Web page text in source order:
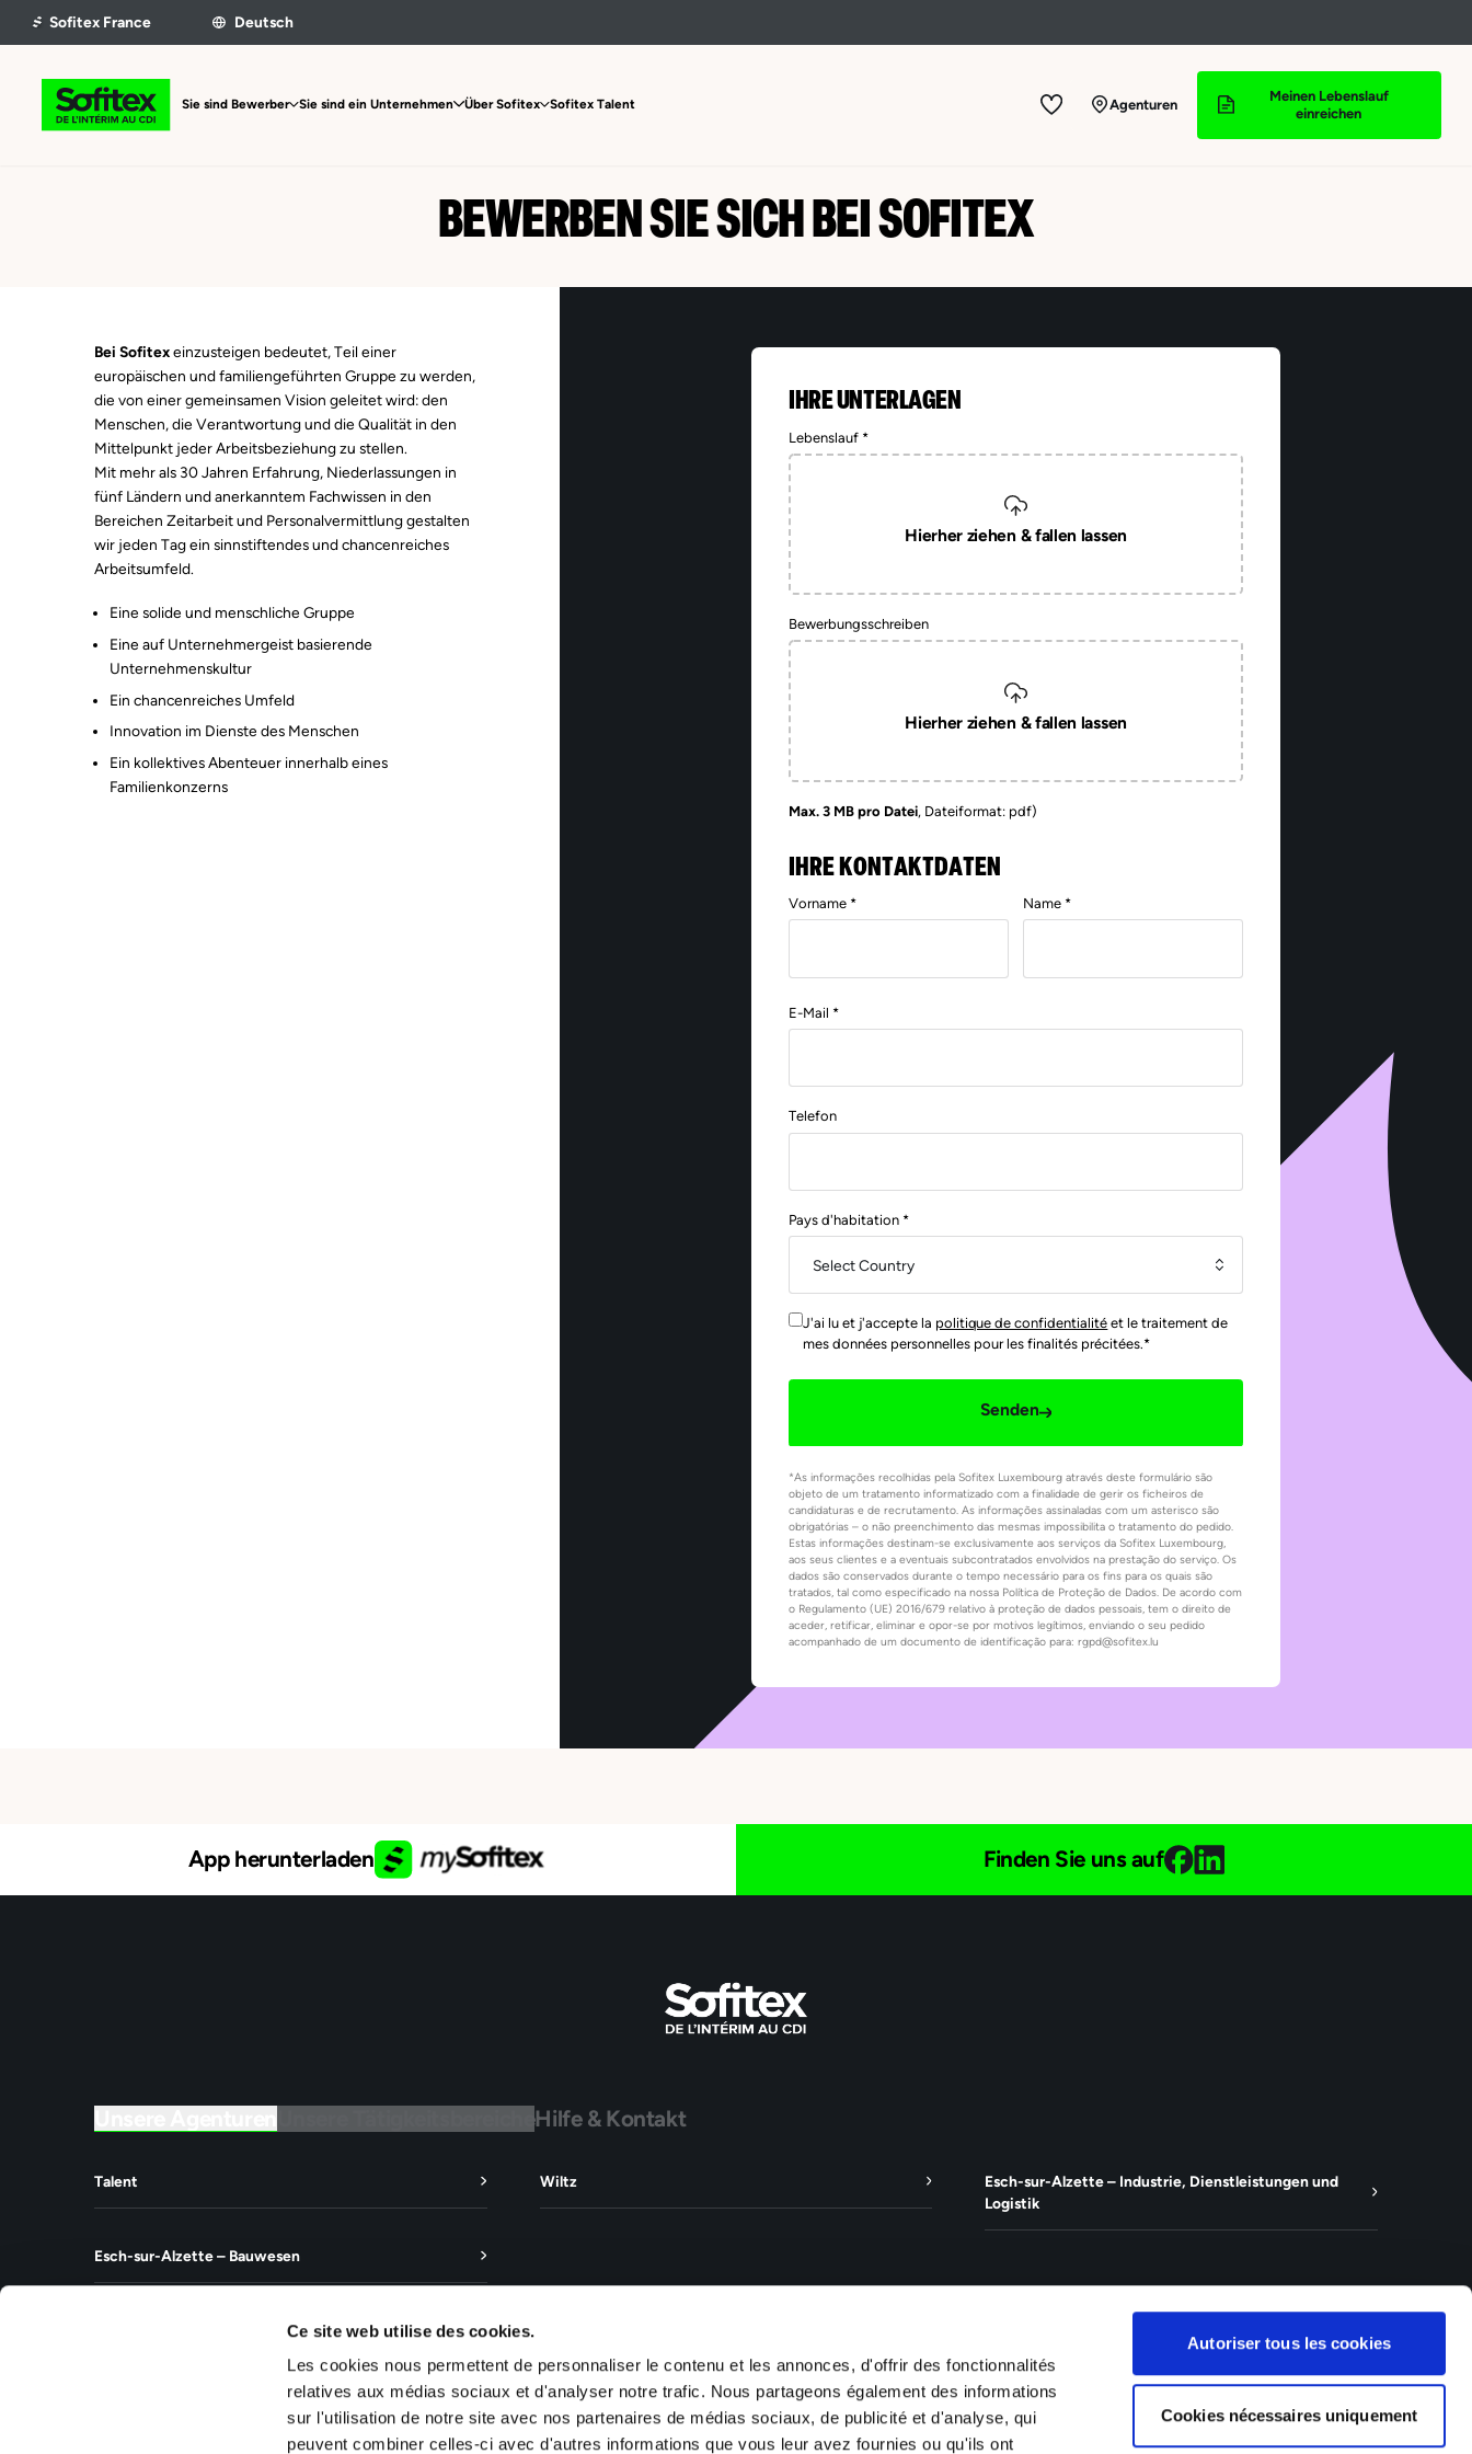
Ce site web utilise des cookies.
Les cookies nous permettent de personnaliser le contenu et les annonces, d'offrir des fonctionnalités
relatives aux médias sociaux et d'analyser notre trafic. Nous partageons également des informations
sur l'utilisation de notre site avec nos partenaires de médias sociaux, de publicité et d'analyse, qui
peuvent combiner celles-ci avec d'autres informations que vous leur avez fournies ou qu'ils ont
Autoriser tous les cookies
Cookies nécessaires uniquement
Sie sind Bewerber Sie sind ein Unternehmen Über Sofitex Sofitex Talent Agenturen
Meinen Lebenslauf
einreichen
BEWERBEN SIE SICH BEI SOFITEX
Bei Sofitexeinzusteigen bedeutet, Teil einer
europäischen und familiengeführten Gruppe zu werden,
die von einer gemeinsamen Vision geleitet wird: den
Menschen, die Verantwortung und die Qualität in den
Mittelpunkt jeder Arbeitsbeziehung zu stellen.
Mit mehr als 30 Jahren Erfahrung, Niederlassungen in
fünf Ländern und anerkanntem Fachwissen in den
Bereichen Zeitarbeit und Personalvermittlung gestalten
wir jeden Tag ein sinnstiftendes und chancenreiches
Arbeitsumfeld.
Eine solide und menschliche Gruppe
Eine auf Unternehmergeist basierende
Unternehmenskultur
Ein chancenreiches Umfeld
Innovation im Dienste des Menschen
Ein kollektives Abenteuer innerhalb eines
Familienkonzerns
IHRE UNTERLAGEN
Lebenslauf *
Hierher ziehen & fallen lassen
Bewerbungsschreiben
Hierher ziehen & fallen lassen
Max. 3 MB pro Datei, Dateiformat: pdf)
IHRE KONTAKTDATEN
Vorname * Name *
E-Mail *
Telefon
Pays d'habitation *
J'ai lu et j'accepte la politique de confidentialité et le traitement de
mes données personnelles pour les finalités précitées.*
Senden
*As informações recolhidas pela Sofitex Luxembourg através deste formulário são
objeto de um tratamento informatizado com a finalidade de gerir os ficheiros de
candidaturas e de recrutamento. As informações assinaladas com um asterisco são
obrigatórias – o não preenchimento das mesmas impossibilita o tratamento do pedido.
Estas informações destinam-se exclusivamente aos serviços da Sofitex Luxembourg,
aos seus clientes e a eventuais subcontratados envolvidos na prestação do serviço. Os
dados são conservados durante o tempo necessário para os fins para os quais são
tratados, tal como especificado na nossa Política de Proteção de Dados. De acordo com
o Regulamento (UE) 2016/679 relativo à proteção de dados pessoais, tem o direito de
aceder, retificar, eliminar e opor-se por motivos legítimos, enviando o seu pedido
acompanhado de um documento de identificação para: rgpd@sofitex.lu
App herunterladen Finden Sie uns auf
Unsere TätigkeitsbereicheHilfe & Kontakt
Talent Wiltz
Esch-sur-Alzette – Industrie, Dienstleistungen und
Logistik
Esch-sur-Alzette – Bauwesen
Unsere Fachagenturen